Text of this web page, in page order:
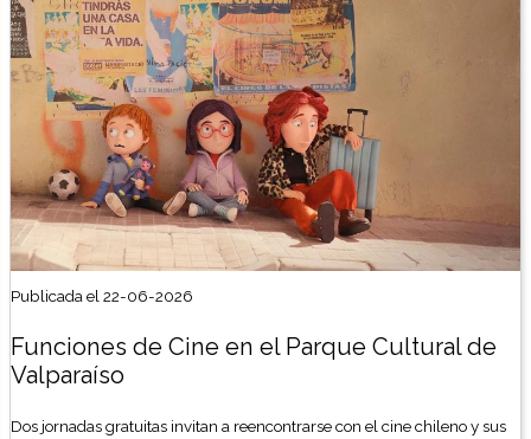
Publicada el 22-06-2026
Funciones de Cine en el Parque Cultural de
Valparaíso
Dos jornadas gratuitas invitan a reencontrarse con el cine chileno y sus